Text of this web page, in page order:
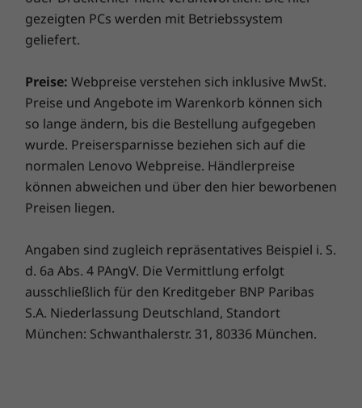
So leicht und doch voller smarter
wiegt nur 0,97 kg. Dank Computer Vision und
einer FHD-MIPI-Hybrid-Infrarotkamera (beide
optional) wird das Display automatisch
abgedunkelt, wenn es nicht verwendet wird,
und Sie werden gewarnt, wenn Ihnen jemand
Kopfhörer-/Mikrofon-Kombianschluss
Abhängig von vielen Faktoren wie der Rechenkapazität von Host und
Peripheriegeräten, Dateieigenschaften, Systemkonfiguration und
Betriebsumgebungen, können sie variieren und geringer ausfallen, als erwartet.
Tastatur
Spritzwassergeschützt
Weiße LED-Beleuchtung
Anrufsteuerungstasten (F9 – F11)
Netzteil (PSU)
65 W (unterstützt Schnellladefunktion)
Unterstütztes Docking
USB-C-Kabel-Dockingstation
gezeigten PCs werden mit Betriebssystem
geliefert.
Preise: Webpreise verstehen sich inklusive MwSt.
Preise und Angebote im Warenkorb können sich
so lange ändern, bis die Bestellung aufgegeben
wurde. Preisersparnisse beziehen sich auf die
normalen Lenovo Webpreise. Händlerpreise
können abweichen und über den hier beworbenen
Preisen liegen.
Angaben sind zugleich repräsentatives Beispiel i. S.
d. 6a Abs. 4 PAngV. Die Vermittlung erfolgt
ausschließlich für den Kreditgeber BNP Paribas
S.A. Niederlassung Deutschland, Standort
München: Schwanthalerstr. 31, 80336 München.